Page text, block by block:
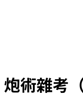
炮術雜考